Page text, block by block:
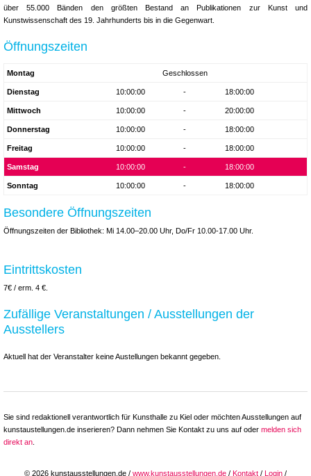
über 55.000 Bänden den größten Bestand an Publikationen zur Kunst und
Kunstwissenschaft des 19. Jahrhunderts bis in die Gegenwart.
Öffnungszeiten
Montag Geschlossen
Dienstag 10:00:00 - 18:00:00
Mittwoch 10:00:00 - 20:00:00
Donnerstag 10:00:00 - 18:00:00
Freitag 10:00:00 - 18:00:00
Samstag 10:00:00 - 18:00:00
Sonntag 10:00:00 - 18:00:00
Besondere Öffnungszeiten
Öffnungszeiten der Bibliothek: Mi 14.00–20.00 Uhr, Do/Fr 10.00-17.00 Uhr.
Eintrittskosten
7€ / erm. 4 €.
Zufällige Veranstaltungen / Ausstellungen der
Ausstellers
Aktuell hat der Veranstalter keine Austellungen bekannt gegeben.
Sie sind redaktionell verantwortlich für Kunsthalle zu Kiel oder möchten Ausstellungen auf
kunstaustellungen.de inserieren? Dann nehmen Sie Kontakt zu uns auf oder melden sich
direkt an
© 2026 kunstausstellungen.de / www.kunstausstellungen.de / Kontakt / Login /